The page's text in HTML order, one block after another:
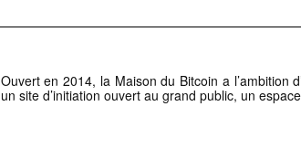
Ouvert en 2014, la Maison du Bitcoin a l’ambition
un site d’initiation ouvert au grand public, un